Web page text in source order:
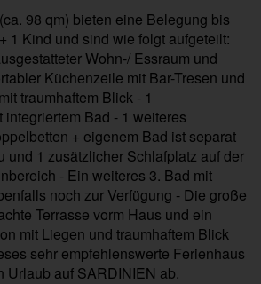
98 qm) bieten eine Belegung bis
1 Kind und sind wie folgt aufgeteilt:
Wohn-/ Essraum und
Küchenzeile mit Bar-Tresen und
traumhaftem Blick - 1
Bad - 1 weiteres
+ eigenem Bad ist separat
und 1 zusätzlicher Schlafplatz auf der
- Ein weiteres 3. Bad mit
noch zur Verfügung - Die große
Terrasse vorm Haus und ein
mit Liegen und traumhaftem Blick
sehr empfehlenswerte Ferienhaus
Urlaub auf SARDINIEN ab.